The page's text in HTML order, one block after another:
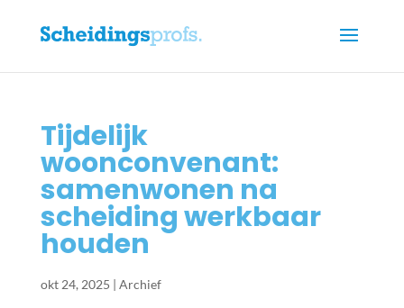
Tijdelijk
woonconvenant:
samenwonen na
scheiding werkbaar
houden
okt 24, 2025 | Archief